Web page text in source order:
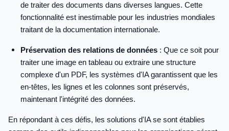
de traiter des documents dans diverses langues. Cette
fonctionnalité est inestimable pour les industries mondiales
traitant de la documentation internationale.
Préservation des relations de données : Que ce soit pour
traiter une image en tableau ou extraire une structure
complexe d'un PDF, les systèmes d'IA garantissent que les
en-têtes, les lignes et les colonnes sont préservés,
maintenant l'intégrité des données.
En répondant à ces défis, les solutions d'IA se sont établies